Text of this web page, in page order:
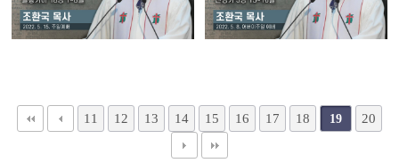
11 12 13 14 15 16 17 18 19 20